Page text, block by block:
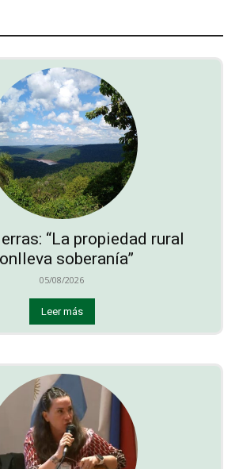
“La propiedad rural
soberanía”
05/08/2026
Leer más